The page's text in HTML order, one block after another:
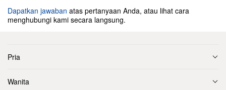
Dapatkan jawaban atas pertanyaan Anda, atau lihat cara
menghubungi kami secara langsung.
Pria
Wanita